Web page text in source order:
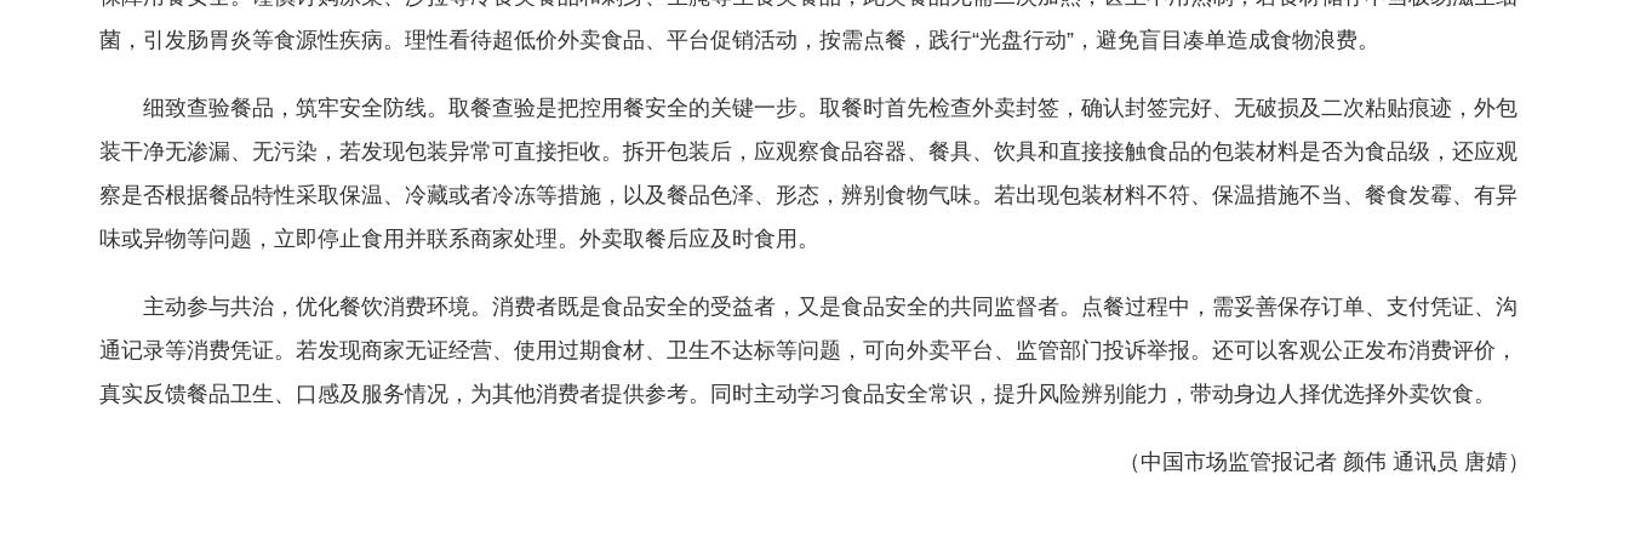
菌，引发肠胃炎等食源性疾病。理性看待超低价外卖食品、平台促销活动，按需点餐，践行“光盘行动”，避免盲目凑单造成食物浪费。
细致查验餐品，筑牢安全防线。取餐查验是把控用餐安全的关键一步。取餐时首先检查外卖封签，确认封签完好、无破损及二次粘贴痕迹，外包
装干净无渗漏、无污染，若发现包装异常可直接拒收。拆开包装后，应观察食品容器、餐具、饮具和直接接触食品的包装材料是否为食品级，还应观
察是否根据餐品特性采取保温、冷藏或者冷冻等措施，以及餐品色泽、形态，辨别食物气味。若出现包装材料不符、保温措施不当、餐食发霉、有异
味或异物等问题，立即停止食用并联系商家处理。外卖取餐后应及时食用。
主动参与共治，优化餐饮消费环境。消费者既是食品安全的受益者，又是食品安全的共同监督者。点餐过程中，需妥善保存订单、支付凭证、沟
通记录等消费凭证。若发现商家无证经营、使用过期食材、卫生不达标等问题，可向外卖平台、监管部门投诉举报。还可以客观公正发布消费评价，
真实反馈餐品卫生、口感及服务情况，为其他消费者提供参考。同时主动学习食品安全常识，提升风险辨别能力，带动身边人择优选择外卖饮食。
（中国市场监管报记者 颜伟 通讯员 唐婧）